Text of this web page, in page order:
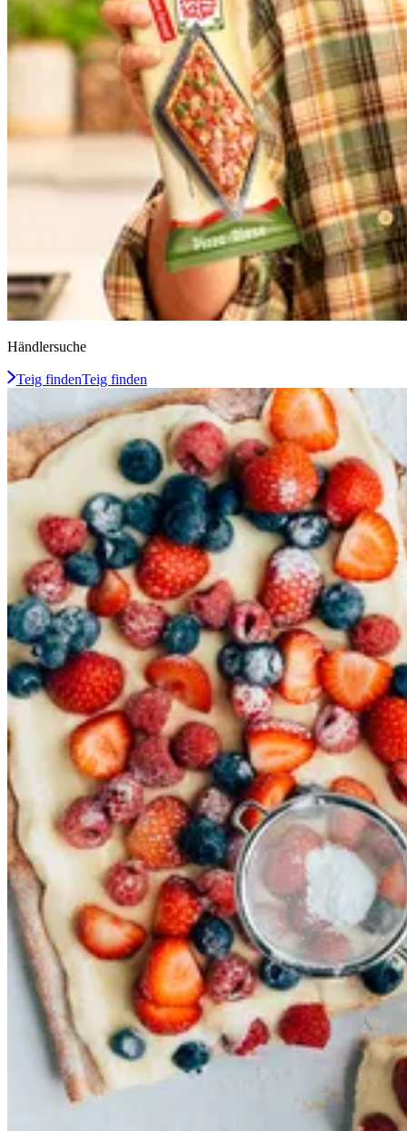
Händlersuche
Teig findenTeig finden